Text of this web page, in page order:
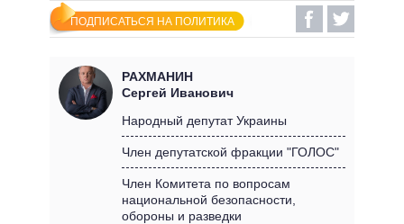
ЛЕНТА
СОБЫТИЯ
СТАТЬИ
МНЕНИЯ
ОБЗОРЫ
ДАЙДЖЕСТЫ
ПОЛИТИКА
ЭКОНОМИКА
МИР
ОБЕЩАНИЯ
ВСЕ ПОЛИТИКИ
ПРЕЗИДЕНТ И ОФИС
КАБИНЕТ МИНИСТРОВ
ГЛАВЫ ОБЛАДМИНИСТРАЦИЙ
ИНФОГРАФИКА
ВИДЕО
ПОДДЕРЖАТЬ
СРАВНЕНИЕ ПОЛИТИКОВ
ПОДПИСАТЬСЯ НА ПОЛИТИКА
РАХМАНИН
Сергей Иванович
Народный депутат Украины
Член депутатской фракции "ГОЛОС"
Член Комитета по вопросам
национальной безопасности,
обороны и разведки